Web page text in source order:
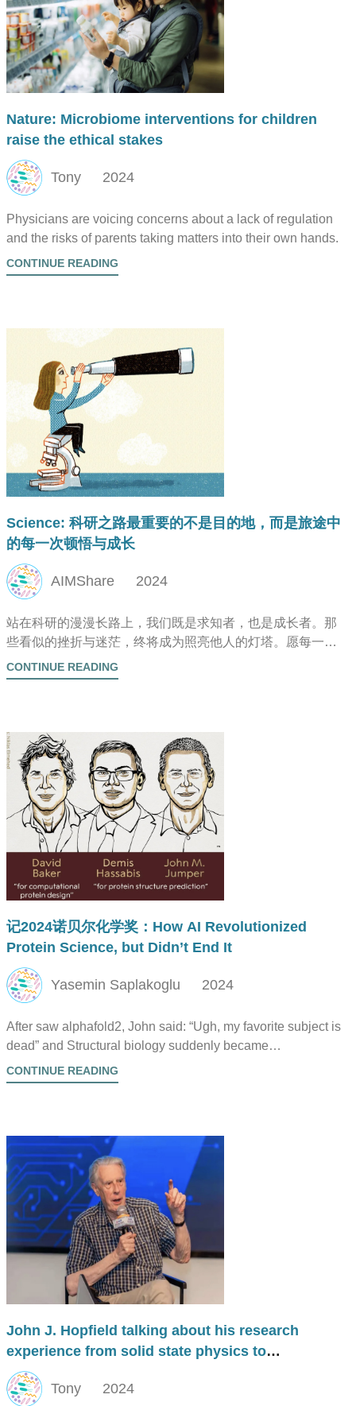
Nature: Microbiome interventions for children
raise the ethical stakes
Tony 2024
Physicians are voicing concerns about a lack of regulation
and the risks of parents taking matters into their own hands.
CONTINUE READING
Science: 科研之路最重要的不是目的地，而是旅途中
的每一次顿悟与成长
AIMShare 2024
站在科研的漫漫长路上，我们既是求知者，也是成长者。那
些看似的挫折与迷茫，终将成为照亮他人的灯塔。愿每一位
科研工作者都能在这条充满挑战的道路上，既守护内心的热
忱，又收获属于自己的精彩故事。在这个过程中，最重要的
CONTINUE READING
记2024诺贝尔化学奖：How AI Revolutionized
Protein Science, but Didn’t End It
Yasemin Saplakoglu 2024
After saw alphafold2, John said: “Ugh, my favorite subject is
dead” and Structural biology suddenly became
unstructured.
CONTINUE READING
John J. Hopfield talking about his research
experience from solid state physics to
biophysics and then to neuroscience,
accidental?!
Tony 2024